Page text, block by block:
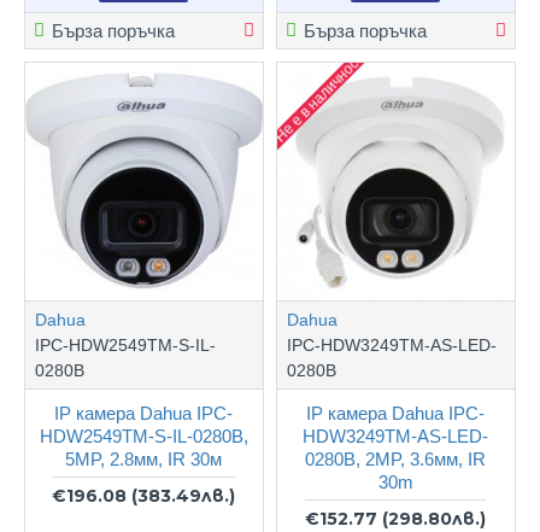
Бърза поръчка Бърза поръчка
Dahua
IPC-HDW2549TM-S-IL-
0280B
IP камера Dahua IPC-
HDW2549TM-S-IL-0280B,
5MP, 2.8мм, IR 30м
€196.08 (383.49лв.)
Не е в наличност
Dahua
IPC-HDW3249TM-AS-LED-
0280B
IP камера Dahua IPC-
HDW3249TM-AS-LED-
0280B, 2MP, 3.6мм, IR
30m
€152.77 (298.80лв.)